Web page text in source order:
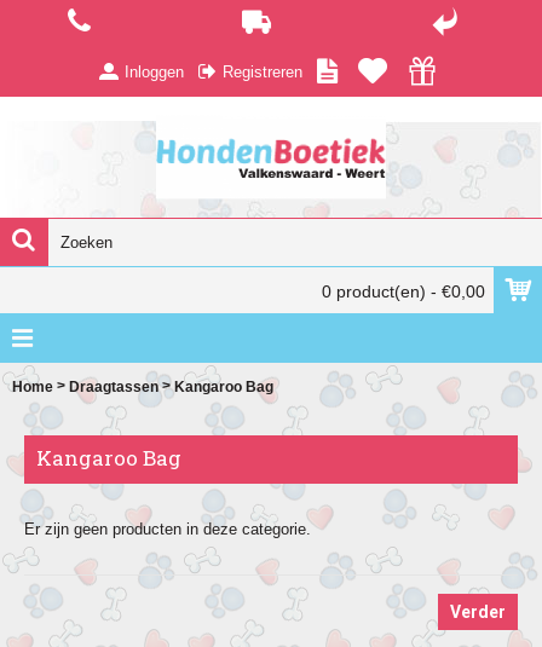
Inloggen Registreren
0 product(en) - €0,00
Home > Draagtassen>Kangaroo Bag
Kangaroo Bag
Er zijn geen producten in deze categorie.
Verder